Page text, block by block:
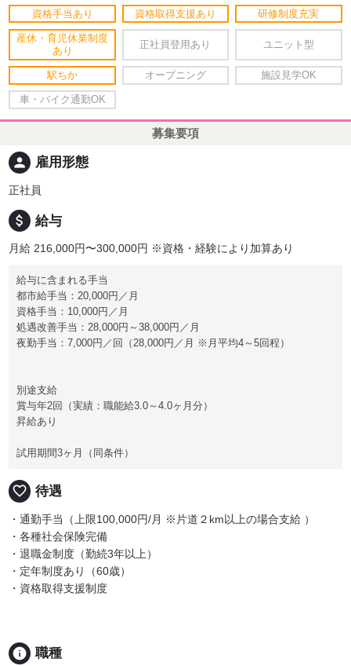
資格手当あり 資格取得支援あり 研修制度充実
産休・育児休業制度
あり
正社員登用あり ユニット型
駅ちか オープニング 施設見学OK
車・バイク通勤OK
募集要項
person 雇用形態
正社員
attach_money 給与
月給 216,000円〜300,000円 ※資格・経験により加算あり
給与に含まれる手当
都市給手当：20,000円／月
資格手当：10,000円／月
処遇改善手当：28,000円～38,000円／月
夜勤手当：7,000円／回（28,000円／月 ※月平均4～5回程）
別途支給
賞与年2回（実績：職能給3.0～4.0ヶ月分）
昇給あり
試用期間3ヶ月（同条件）
favorite_border 待遇
・通勤手当（上限100,000円/月 ※片道２km以上の場合支給 ）
・各種社会保険完備
・退職金制度（勤続3年以上）
・定年制度あり（60歳）
・資格取得支援制度
info 職種